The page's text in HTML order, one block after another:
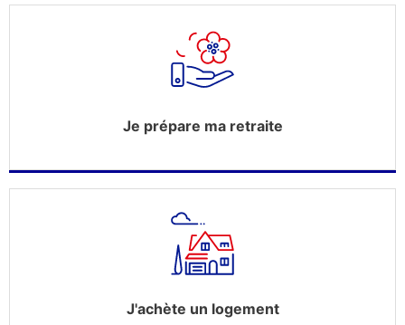
Je prépare ma retraite
J'achète un logement